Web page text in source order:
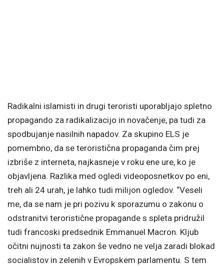
Radikalni islamisti in drugi teroristi uporabljajo spletno
propagando za radikalizacijo in novačenje, pa tudi za
spodbujanje nasilnih napadov. Za skupino ELS je
pomembno, da se teroristična propaganda čim prej
izbriše z interneta, najkasneje v roku ene ure, ko je
objavljena. Razlika med ogledi videoposnetkov po eni,
treh ali 24 urah, je lahko tudi milijon ogledov. “Veseli
me, da se nam je pri pozivu k sporazumu o zakonu o
odstranitvi teroristične propagande s spleta pridružil
tudi francoski predsednik Emmanuel Macron. Kljub
očitni nujnosti ta zakon še vedno ne velja zaradi blokad
socialistov in zelenih v Evropskem parlamentu. S tem